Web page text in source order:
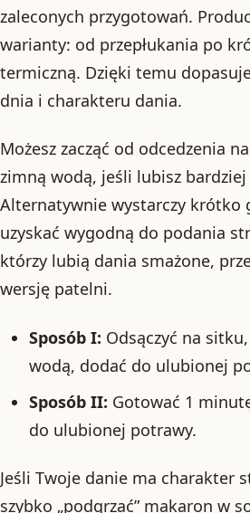
zaleconych przygotowań.
warianty: od przepłukania po
termiczną. Dzięki temu
dnia i charakteru dania.
Możesz zacząć od odcedzenia
zimną wodą, jeśli lubisz bardziej
Alternatywnie wystarczy krótko
uzyskać wygodną do podania
którzy lubią dania smażone,
wersję patelni.
Sposób I: Odsączyć na
wodą, dodać do ulubionej
Sposób II: Gotować 1
do ulubionej potrawy.
Jeśli Twoje danie ma charakter
szybko „podgrzać” makaron w